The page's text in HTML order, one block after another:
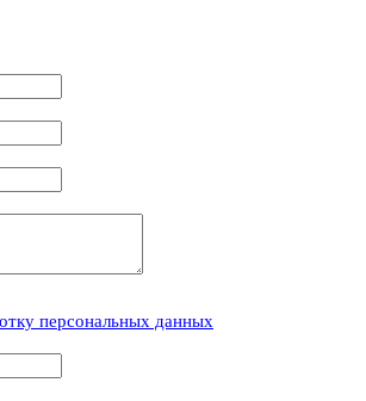
персональных данных